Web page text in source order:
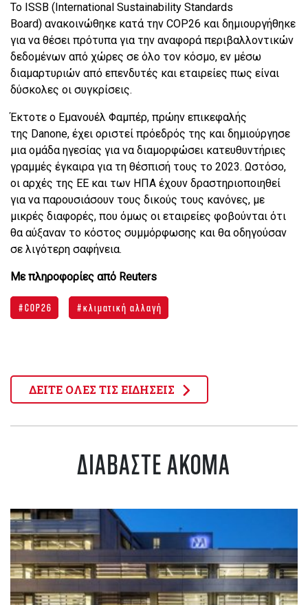
Το ISSB (International Sustainability Standards
Board) ανακοινώθηκε κατά την COP26 και δημιουργήθηκε
για να θέσει πρότυπα για την αναφορά περιβαλλοντικών
δεδομένων από χώρες σε όλο τον κόσμο, εν μέσω
διαμαρτυριών από επενδυτές και εταιρείες πως είναι
δύσκολες οι συγκρίσεις.
Έκτοτε ο Εμανουέλ Φαμπέρ, πρώην επικεφαλής
της Danone, έχει οριστεί πρόεδρός της και δημιούργησε
μια ομάδα ηγεσίας για να διαμορφώσει κατευθυντήριες
γραμμές έγκαιρα για τη θέσπισή τους το 2023. Ωστόσο,
οι αρχές της ΕΕ και των ΗΠΑ έχουν δραστηριοποιηθεί
για να παρουσιάσουν τους δικούς τους κανόνες, με
μικρές διαφορές, που όμως οι εταιρείες φοβούνται ότι
θα αύξαναν το κόστος συμμόρφωσης και θα οδηγούσαν
σε λιγότερη σαφήνεια.
Με πληροφορίες από Reuters
COP26 κλιματική αλλαγή
ΔΕΙΤΕ ΟΛΕΣ ΤΙΣ ΕΙΔΗΣΕΙΣ
ΔΙΑΒΑΣΤΕ ΑΚΟΜΑ